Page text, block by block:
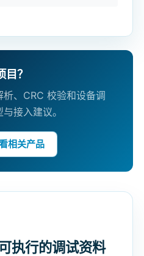
？
、CRC 校验和设备调
接入建议。
相关产品
执行的调试资料